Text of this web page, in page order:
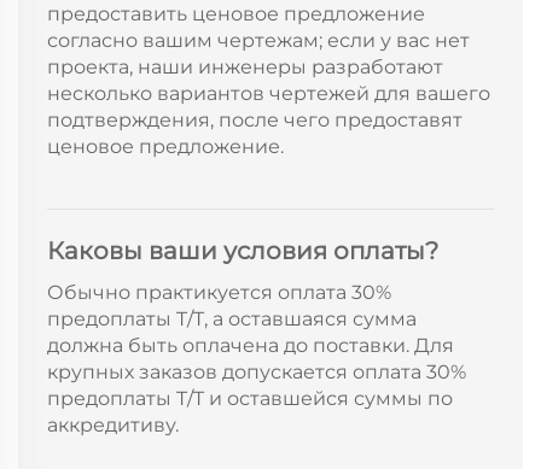
предоставить ценовое предложение
согласно вашим чертежам; если у вас нет
проекта, наши инженеры разработают
несколько вариантов чертежей для вашего
подтверждения, после чего предоставят
ценовое предложение.
Каковы ваши условия оплаты?
Обычно практикуется оплата 30%
предоплаты T/T, а оставшаяся сумма
должна быть оплачена до поставки. Для
крупных заказов допускается оплата 30%
предоплаты T/T и оставшейся суммы по
аккредитиву.